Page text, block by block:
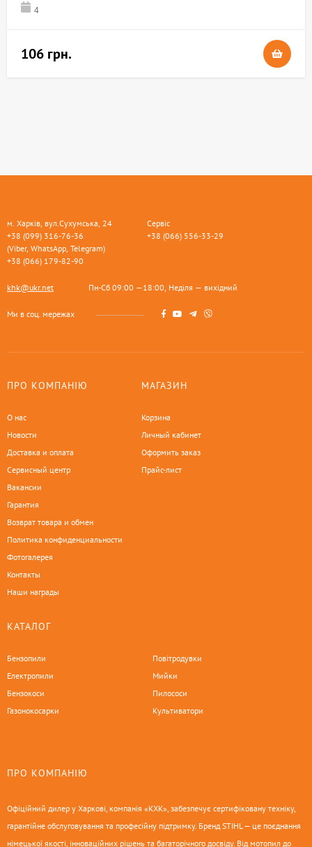
4
106 грн.
м. Харків, вул.Сухумська, 24
+38 (099) 316-76-36
(Viber, WhatsApp, Telegram)
+38 (066) 179-82-90
Сервіс
+38 (066) 556-33-29
khk@ukr.net Пн-Сб 09:00 —18:00, Неділя — вихідний
Ми в соц. мережах
ПРО КОМПАНІЮ
О нас
Новости
Доставка и оплата
Сервисный центр
Вакансии
Гарантия
Возврат товара и обмен
Политика конфиденциальности
Фотогалерея
Контакты
Наши награды
МАГАЗИН
Корзина
Личный кабинет
Оформить заказ
Прайс-лист
КАТАЛОГ
Бензопили
Електропили
Бензокоси
Газонокосарки
Повітродувки
Мийки
Пилососи
Культиватори
ПРО КОМПАНІЮ
Офіційний дилер у Харкові, компанія «КХК», забезпечує сертифіковану техніку,
гарантійне обслуговування та професійну підтримку. Бренд STIHL — це поєднання
німецької якості, інноваційних рішень та багаторічного досвіду. Від мотопил до